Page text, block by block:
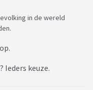
in de wereld
Ieders keuze.